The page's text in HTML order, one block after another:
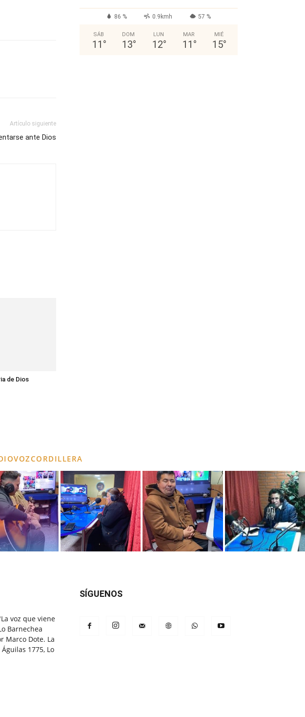
Artículo siguiente
ante Dios
de Dios
86 % 0.9kmh 57 %
SÁB
11 °
DOM
13°
LUN
12°
MAR
11 °
MIÉ
15°
voz que viene
Barnechea
Marco Dote. La
1775, Lo
SÍGUENOS